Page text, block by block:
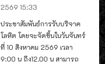
2569 15:33
ประชาสัมพันธ์การรับบริจาค
โลหิต โดยจะจัดขึ้นในวันจันทร์
ที่ 10 สิงหาคม 2569 เวลา
9:00 น ถึง12.00 น สามารถ